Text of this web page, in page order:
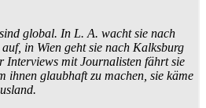
global. In L. A. wacht sie nach
in Wien geht sie nach Kalksburg
Interviews mit Journalisten fährt sie
ihnen glaubhaft zu machen, sie käme